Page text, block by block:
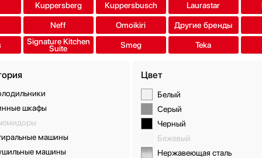
Kuppersberg Kuppersbusch Laurastar
Neff Omoikiri Другие бренды
Signature Kitchen
Suite Smeg Teka
шкафы
машины
машины
Цвет
Белый
Серый
Черный
Бежевый
Нержавеющая сталь